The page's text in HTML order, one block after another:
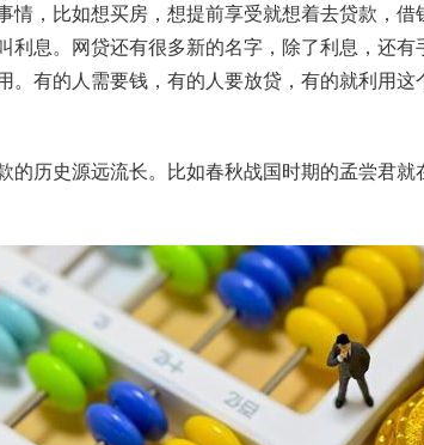
情，比如想买房，想提前享受就想着去贷款，
利息。网贷还有很多新的名字，除了利息，还
。有的人需要钱，有的人要放贷，有的就利用
的历史源远流长。比如春秋战国时期的孟尝君就